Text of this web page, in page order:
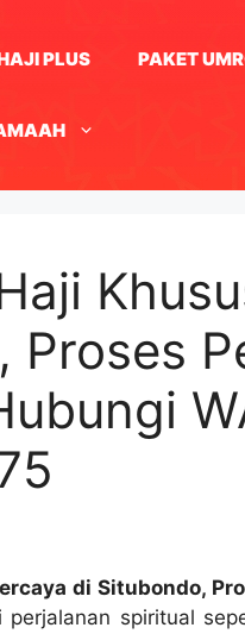
PLUS PAKET
Proses
di Situbondo,
perjalanan spiritual